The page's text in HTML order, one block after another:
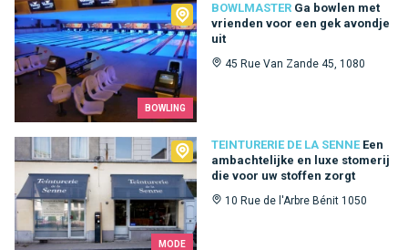
BOWLING
BOWLMASTER Ga bowlen met
vrienden voor een gek avondje
uit
45 Rue Van Zande 45, 1080
Bowlmaster
MODE
TEINTURERIE DE LA SENNE Een
ambachtelijke en luxe stomerij
die voor uw stoffen zorgt
10 Rue de l'Arbre Bénit 1050
Teinturerie de la Senne